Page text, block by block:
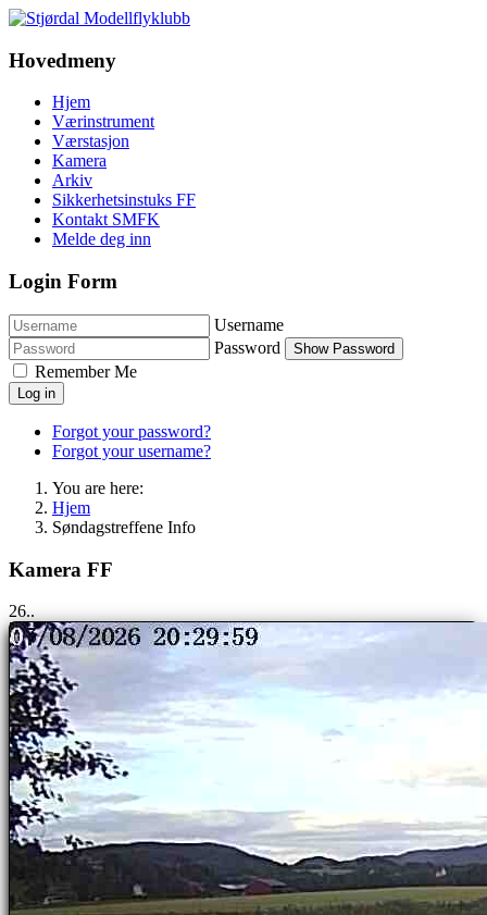
Hovedmeny
Hjem
Værinstrument
Værstasjon
Kamera
Arkiv
Sikkerhetsinstuks FF
Kontakt SMFK
Melde deg inn
Login Form
Username
Password
Show Password
Remember Me
Log in
Forgot your password?
Forgot your username?
You are here:
Hjem
Søndagstreffene Info
Kamera FF
25..